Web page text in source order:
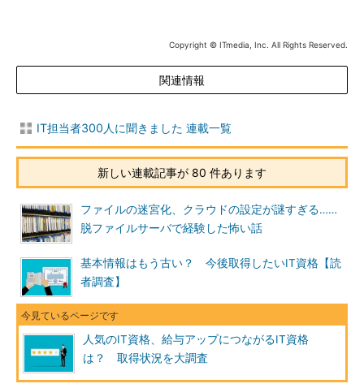
Copyright © ITmedia, Inc. All Rights Reserved.
関連情報
IT担当者300人に聞きました 連載一覧
新しい連載記事が 80 件あります
ファイルの迷宮化、クラウドの設定が謎すぎる……
脱ファイルサーバで経験した怖い話
基本情報はもう古い？ 今後取得したいIT資格【読
者調査】
人気のIT資格、給与アップにつながるIT資格
は？ 取得状況を大調査